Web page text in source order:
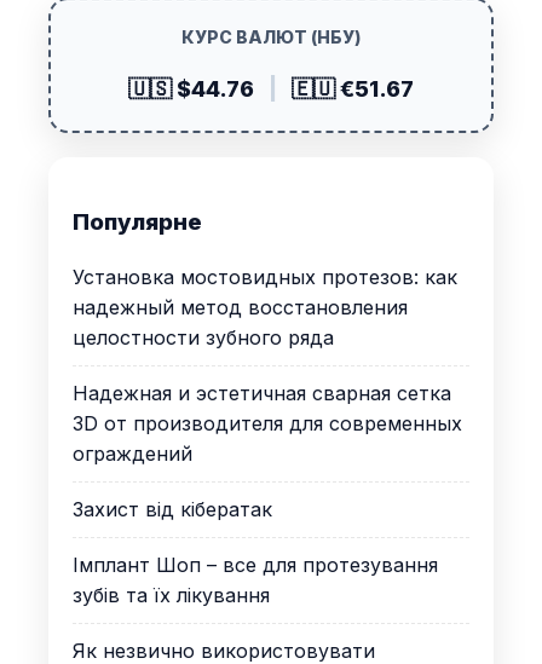
КУРС ВАЛЮТ (НБУ)
🇺🇸 $44.76 🇪🇺 €51.67
Популярне
Установка мостовидных протезов: как
надежный метод восстановления
целостности зубного ряда
Надежная и эстетичная сварная сетка
3D от производителя для современных
ограждений
Захист від кібератак
Імплант Шоп – все для протезування
зубів та їх лікування
Як незвично використовувати